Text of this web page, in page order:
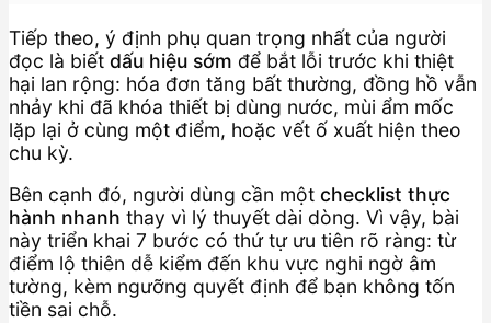
Tiếp theo, ý định phụ quan trọng nhất của người
đọc là biết dấu hiệu sớm để bắt lỗi trước khi thiệt
hại lan rộng: hóa đơn tăng bất thường, đồng hồ vẫn
nhảy khi đã khóa thiết bị dùng nước, mùi ẩm mốc
lặp lại ở cùng một điểm, hoặc vết ố xuất hiện theo
chu kỳ.
Bên cạnh đó, người dùng cần một checklist thực
hành nhanh thay vì lý thuyết dài dòng. Vì vậy, bài
này triển khai 7 bước có thứ tự ưu tiên rõ ràng: từ
điểm lộ thiên dễ kiểm đến khu vực nghi ngờ âm
tường, kèm ngưỡng quyết định để bạn không tốn
tiền sai chỗ.